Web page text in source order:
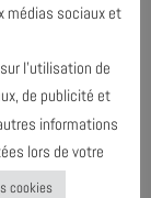
médias sociaux et
l’utilisation de
de publicité et
informations
lors de votre
cookies